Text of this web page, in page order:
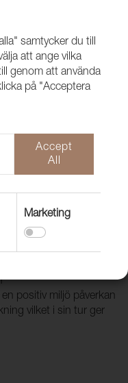
positiv miljö påverkan
vilket i sin tur ger
samtycker du till
att ange vilka
genom att använda
på "Acceptera
Accept
All
Marketing